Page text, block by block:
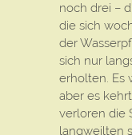
noch drei –
die sich
der
sich nur
erholten. Es
aber es
verloren die
langweilten